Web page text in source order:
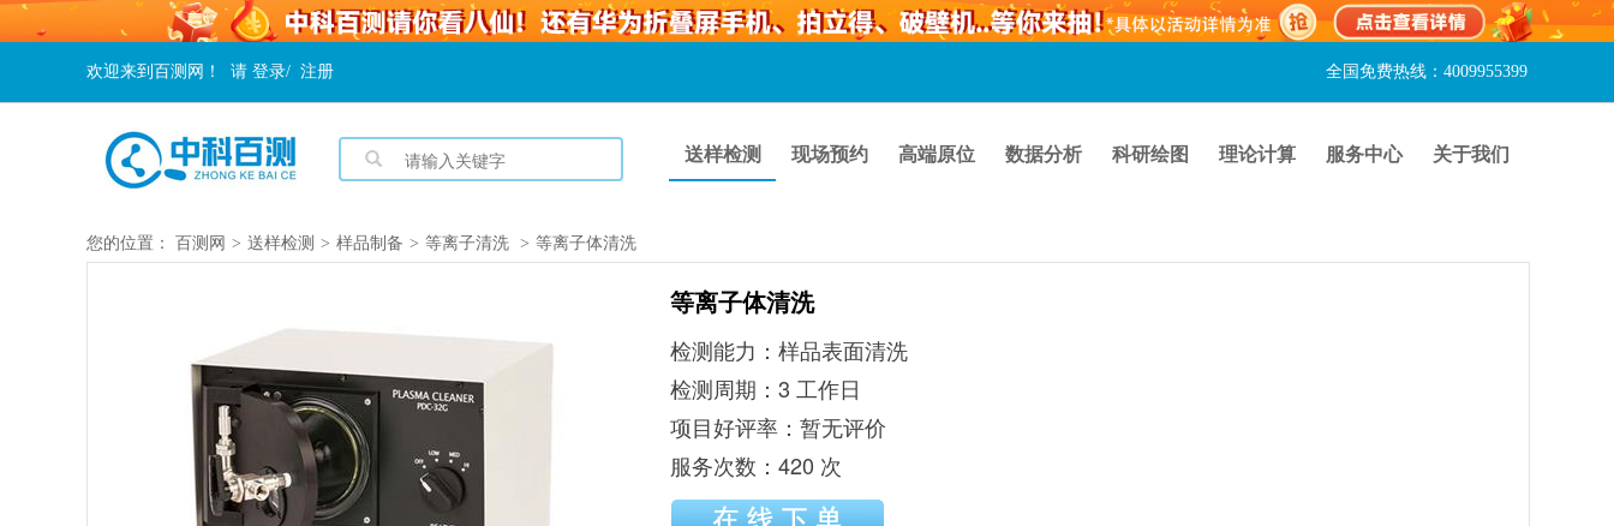
欢迎来到百测网！ 请 登录/ 注册 全国免费热线：4009955399
送样检测 现场预约 高端原位 数据分析 科研绘图 理论计算 服务中心 关于我们
您的位置： 百测网 > 送样检测 > 样品制备 > 等离子清洗 > 等离子体清洗
等离子体清洗
检测能力： 样品表面清洗
检测周期： 3 工作日
项目好评率： 暂无评价
服务次数： 420 次